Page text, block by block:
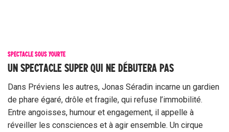
SPECTACLE SOUS YOURTE
UN SPECTACLE SUPER QUI NE DÉBUTERA PAS
Dans Préviens les autres, Jonas Séradin incarne un gardien
de phare égaré, drôle et fragile, qui refuse l’immobilité.
Entre angoisses, humour et engagement, il appelle à
réveiller les consciences et à agir ensemble. Un cirque